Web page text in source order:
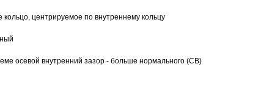
центрируемое по внутреннему кольцу
осевой внутренний зазор - больше нормального (CB)